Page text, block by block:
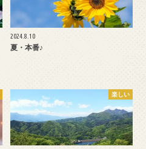
2024.8.10
夏・本番♪
楽しい